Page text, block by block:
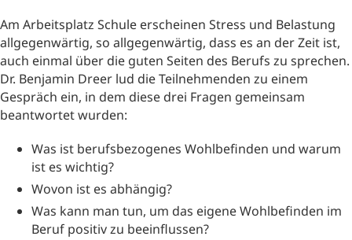
Am Arbeitsplatz Schule erscheinen Stress und Belastung
allgegenwärtig, so allgegenwärtig, dass es an der Zeit ist,
auch einmal über die guten Seiten des Berufs zu sprechen.
Dr. Benjamin Dreer lud die Teilnehmenden zu einem
Gespräch ein, in dem diese drei Fragen gemeinsam
beantwortet wurden:
Was ist berufsbezogenes Wohlbefinden und warum
ist es wichtig?
Wovon ist es abhängig?
Was kann man tun, um das eigene Wohlbefinden im
Beruf positiv zu beeinflussen?